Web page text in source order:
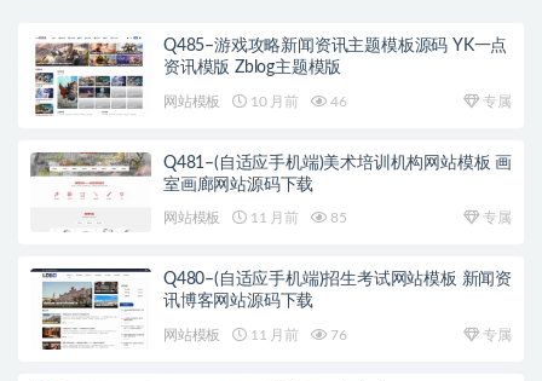
Q485–游戏攻略新闻资讯主题模板源码 YK一点
资讯模版 Zblog主题模版
网站模板 10 月前 46 专属
Q481–(自适应手机端)美术培训机构网站模板 画
室画廊网站源码下载
网站模板 11 月前 85 专属
Q480–(自适应手机端)招生考试网站模板 新闻资
讯博客网站源码下载
网站模板 11 月前 76 专属